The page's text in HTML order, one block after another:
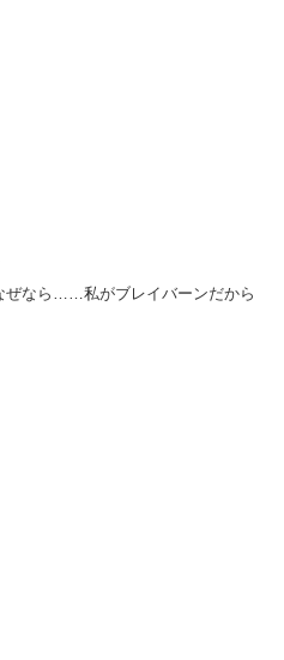
ぜなら……私がブレイバーンだから